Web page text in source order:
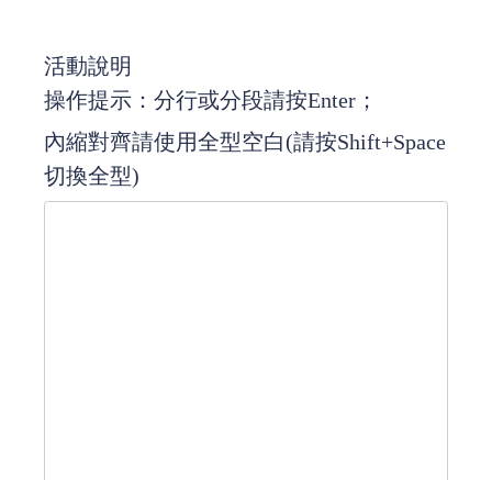
活動說明
操作提示：分行或分段請按Enter；
內縮對齊請使用全型空白(請按Shift+Space
切換全型)